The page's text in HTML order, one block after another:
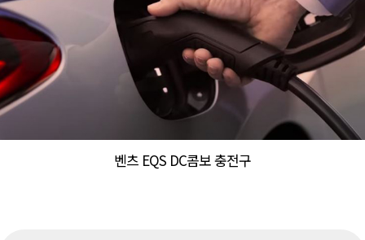
벤츠 EQS DC콤보 충전구